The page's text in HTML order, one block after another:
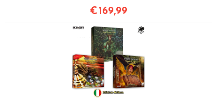
€ 169,99